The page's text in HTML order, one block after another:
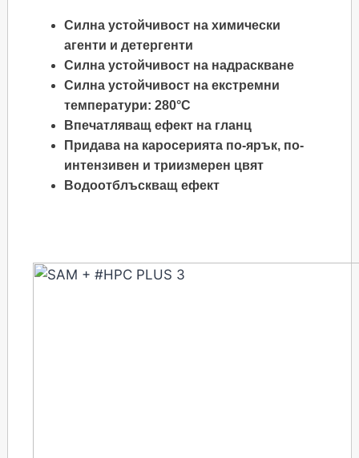
Силна устойчивост на химически
агенти и детергенти
Силна устойчивост на надраскване
Силна устойчивост на екстремни
температури: 280°C
Впечатляващ ефект на гланц
Придава на каросерията по-ярък, по-
интензивен и триизмерен цвят
Водоотблъскващ ефект